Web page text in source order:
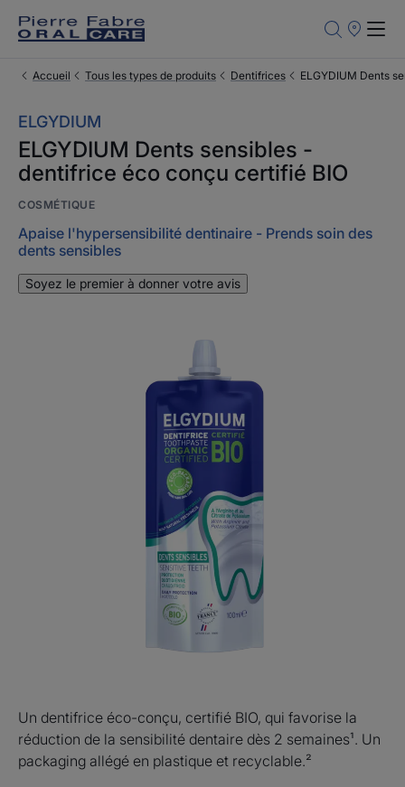
Points
Accueil
Tous les types de produits Dentifrices ELGYDIUM Dents
ELGYDIUM
ELGYDIUM Dents sensibles -
dentifrice éco conçu certifié BIO
COSMÉTIQUE
Apaise l'hypersensibilité dentinaire - Prends soin des
dents sensibles
Soyez le premier à donner votre avis
Un dentifrice éco-conçu, certifié BIO, qui favorise la
réduction de la sensibilité dentaire dès 2 semaines¹. Un
packaging allégé en plastique et recyclable.²